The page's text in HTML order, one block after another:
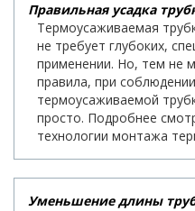
Правильная усадка
Термоусаживаемая
не требует глубоких,
применении. Но, тем не
правила, при
термоусаживаемой
просто. Подробнее
технологии монтажа
Уменьшение длины